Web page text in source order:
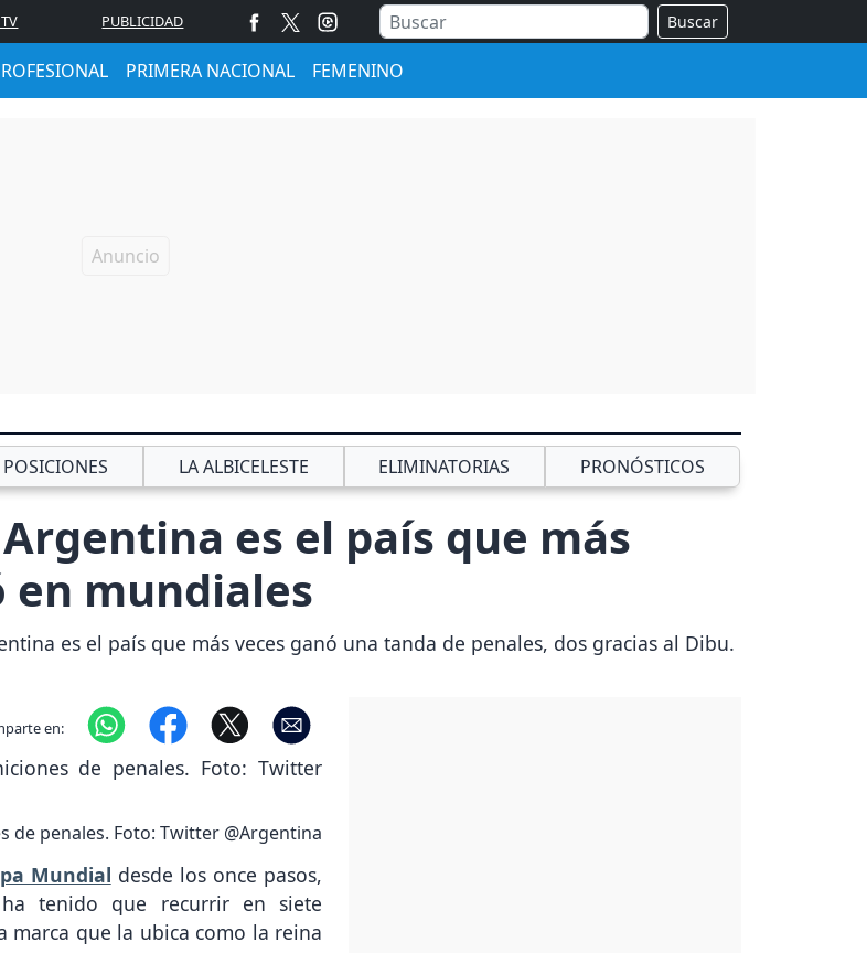
PUBLICIDAD Buscar
PRIMERA NACIONAL FEMENINO
POSICIONES LA ALBICELESTE ELIMINATORIAS PRONÓSTICOS
es el país que más
en mundiales
es el país que más veces ganó una tanda de penales, dos gracias al Dibu.
en:
de penales. Foto: Twitter @Argentina
Mundial desde los once pasos,
ha tenido que recurrir en siete
marca que la ubica como la reina